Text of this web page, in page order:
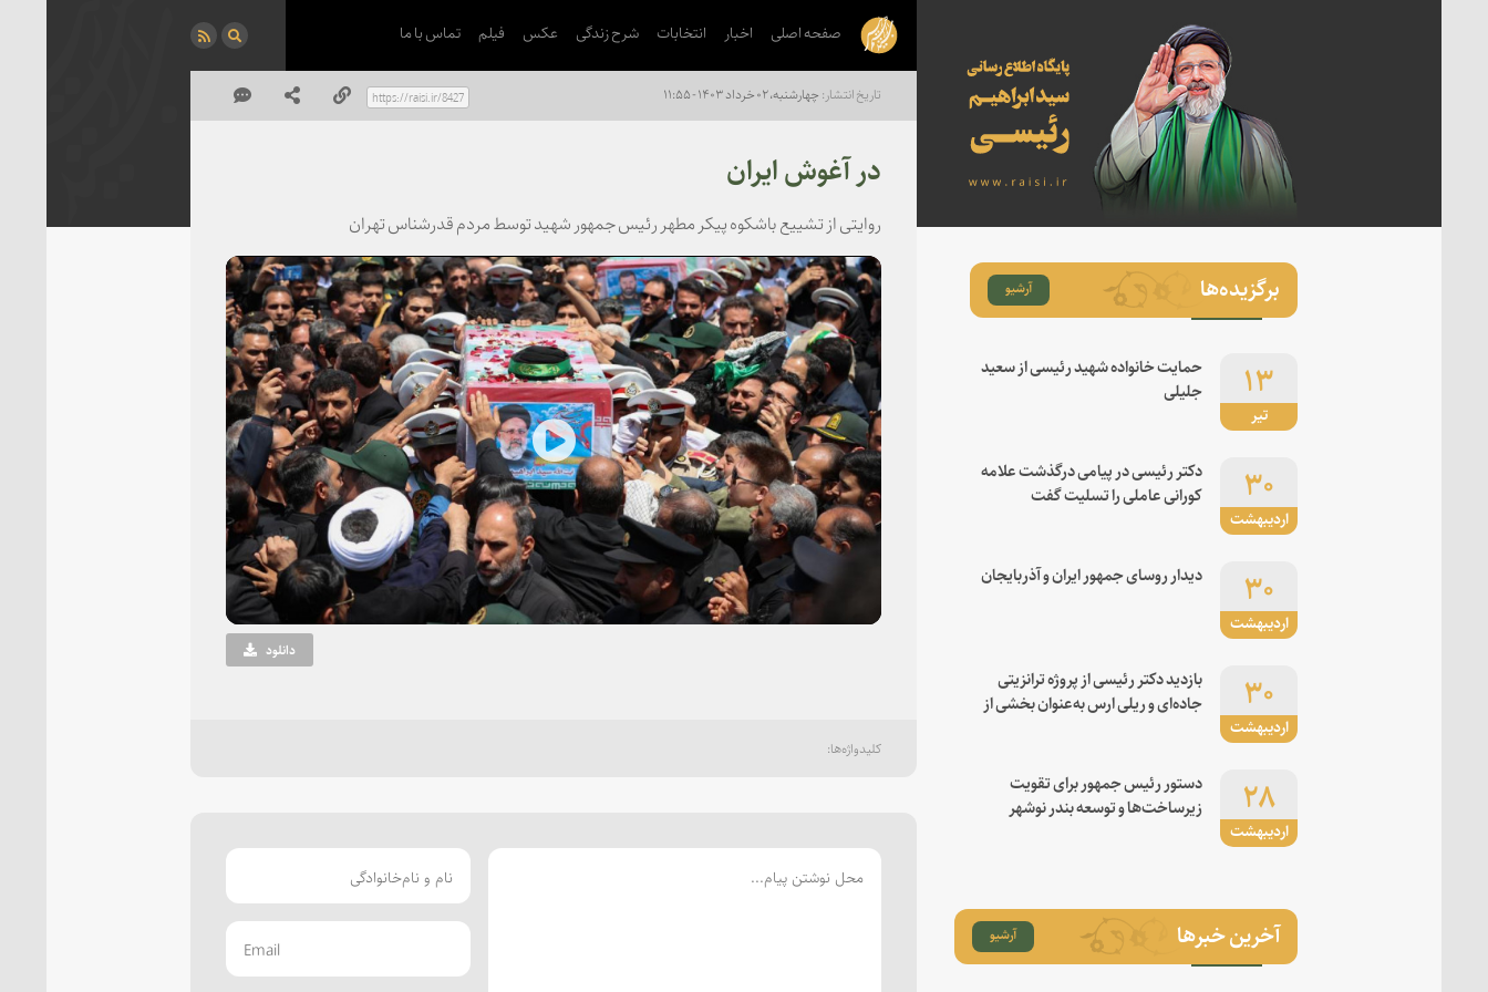
صفحه اصلی اخبار انتخابات شرح زندگی عکس فیلم تماس با ما
چهارشنبه، ۰۲ خرداد ۱۴۰۳ - ۱۱:۵۵
در آغوش ایران
روایتی از تشییع باشکوه پیکر مطهر رئیس جمهور شهید توسط مردم قدرشناس تهران
Play
Video
دانلود
برگزیده‌ها آرشیو
تیر
۱۳
حمایت خانواده شهید رئیسی از سعید
جلیلی
اردیبهشت
۳۰
دکتر رئیسی در پیامی درگذشت علامه
کورانی عاملی را تسلیت گفت
اردیبهشت
۳۰ دیدار روسای جمهور ایران و آذربایجان
اردیبهشت
۳۰
بازدید دکتر رئیسی از پروژه ترانزیتی
جاده‌ای و ریلی ارس به‌عنوان بخشی از
اردیبهشت
۲۸
دستور رئیس جمهور برای تقویت
زیرساخت‌ها و توسعه بندر نوشهر
آخرین خبرها آرشیو